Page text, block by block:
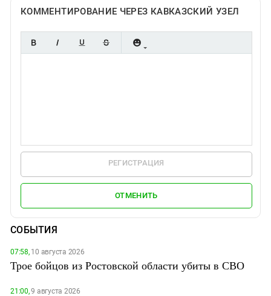
КОММЕНТИРОВАНИЕ ЧЕРЕЗ КАВКАЗСКИЙ УЗЕЛ
РЕГИСТРАЦИЯ
ОТМЕНИТЬ
СОБЫТИЯ
07:58,10 августа 2026
Трое бойцов из Ростовской области убиты в СВО
21:00,9 августа 2026